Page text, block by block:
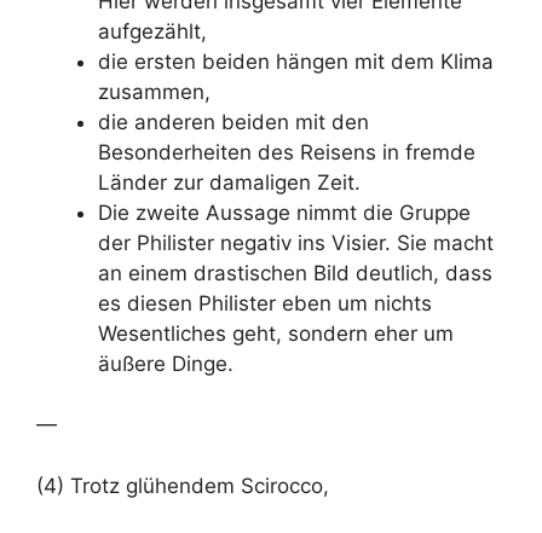
aufgezählt,
die ersten beiden hängen mit dem Klima
zusammen,
die anderen beiden mit den
Besonderheiten des Reisens in fremde
Länder zur damaligen Zeit.
Die zweite Aussage nimmt die Gruppe
der Philister negativ ins Visier. Sie macht
an einem drastischen Bild deutlich, dass
es diesen Philister eben um nichts
Wesentliches geht, sondern eher um
äußere Dinge.
—
(4) Trotz glühendem Scirocco,